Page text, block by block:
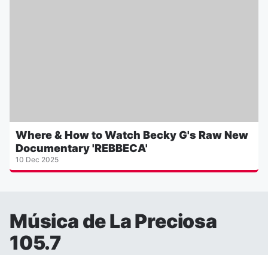
Where & How to Watch Becky G's Raw New
Documentary 'REBBECA'
10 Dec 2025
Música de La Preciosa
105.7